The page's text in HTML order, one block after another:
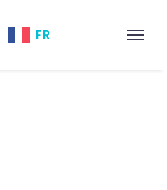
FR